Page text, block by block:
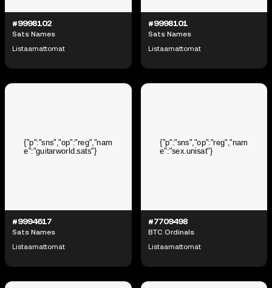
#9998102
Sats Names
Listaamattomat
#9998101
Sats Names
Listaamattomat
#9994617
Sats Names
Listaamattomat
#7709498
BTC Ordinals
Listaamattomat